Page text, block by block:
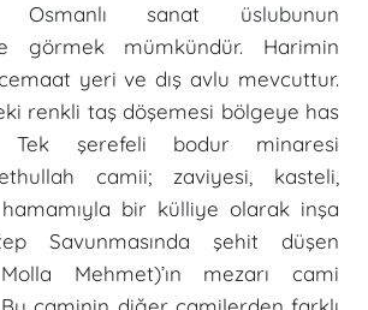
Osmanlı sanat üslubunun
görmek mümkündür. Harimin
yeri ve dış avlu mevcuttur.
renkli taş döşemesi bölgeye has
Tek şerefeli bodur minaresi
camii; zaviyesi, kasteli,
bir külliye olarak inşa
Savunmasında şehit düşen
Mehmet)’ın mezarı cami